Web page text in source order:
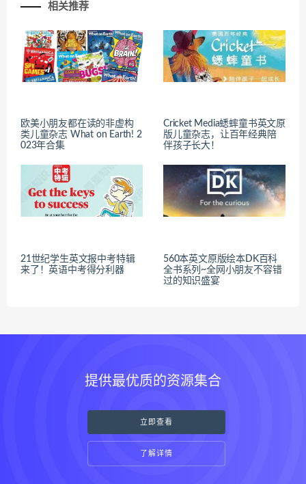
相关推荐
欧美小朋友都在读的非虚构
类儿童杂志 What on Earth! 2
023年合集
Cricket Media蟋蟀童书英文原
版儿童杂志，让百年经典陪
伴孩子长大！
21世纪学生英文报中考特辑
来了！英语中考得分利器
560本英文原版绘本DK百科
全书系列~全网小朋友不容错
过的知识盛宴
提供最优质的资源集合
立即查看
了解详情